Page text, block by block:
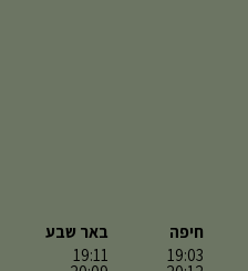
חיפה
19:03
באר שבע
19:11